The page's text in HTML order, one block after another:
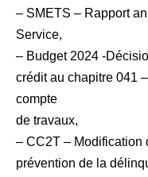
– SMETS – Rapport
Service,
– Budget 2024 -
crédit au chapitre 041
compte
de travaux,
– CC2T – Modification
prévention de la